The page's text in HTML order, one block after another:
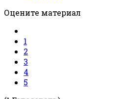
Оцените материал
1
2
3
4
5